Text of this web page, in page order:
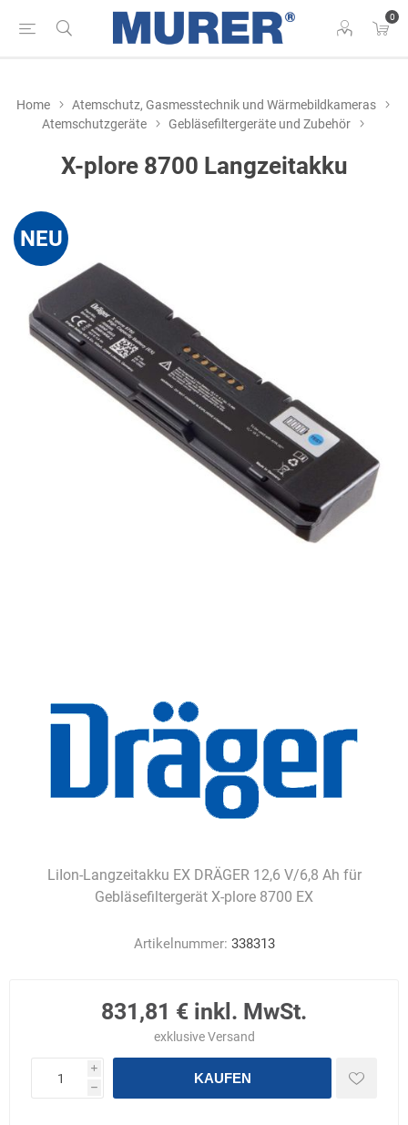
0
Home
Atemschutz, Gasmesstechnik und Wärmebildkameras
Atemschutzgeräte
Gebläsefiltergeräte und Zubehör
X-plore 8700 Langzeitakku
NEU
LiIon-Langzeitakku EX DRÄGER 12,6 V/6,8 Ah für
Gebläsefiltergerät X-plore 8700 EX
Artikelnummer: 338313
831,81 € inkl. MwSt.
exklusiveVersand
i
h
KAUFEN